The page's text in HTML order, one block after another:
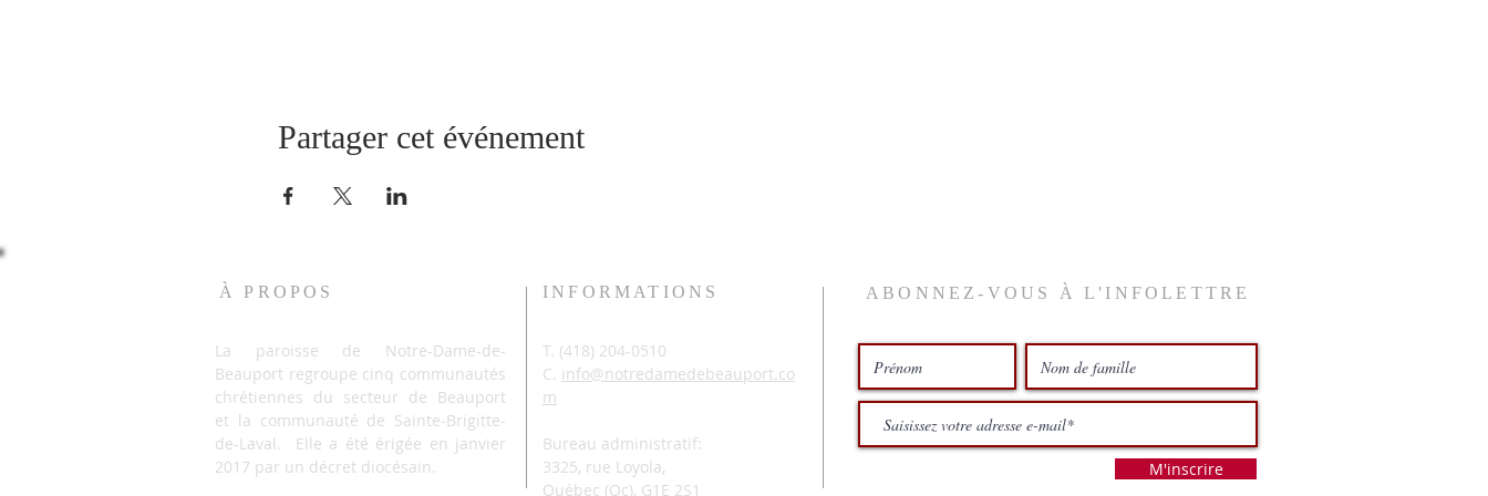
Partager cet événement
À PROPOS
La paroisse de Notre-Dame-de-
Beauport regroupe cinq communautés
chrétiennes du secteur de Beauport
et la communauté de Sainte-Brigitte-
de-Laval. Elle a été érigée en janvier
2017 par un décret diocésain.
INFORMATIONS
T. (418) 204-0510
C. info@notredamedebeauport.co
m
Bureau administratif:
3325, rue Loyola,
Québec (Qc), G1E 2S1
ABONNEZ-VOUS À L'INFOLETTRE
M'inscrire